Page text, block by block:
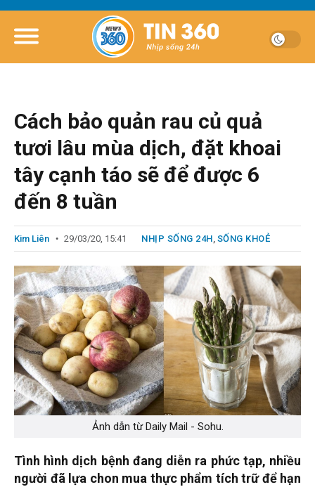
Cách bảo quản rau củ quả
tươi lâu mùa dịch, đặt khoai
tây cạnh táo sẽ để được 6
đến 8 tuần
Kim Liên 29/03/20, 15:41 NHỊP SỐNG 24H, SỐNG KHOẺ
Ảnh dẫn từ Daily Mail - Sohu.
Tình hình dịch bệnh đang diễn ra phức tạp, nhiều
người đã lựa chon mua thực phẩm tích trữ để hạn